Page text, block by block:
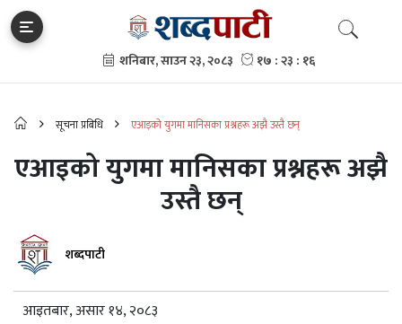
सूचना प्रबिधि एआइको युगमा मानिसका प्रश्नहरू अझै उस्तै छन्
एआइको युगमा मानिसका प्रश्नहरू अझै
उस्तै छन्
शब्दपाटी
आइतबार, असार १४, २०८३